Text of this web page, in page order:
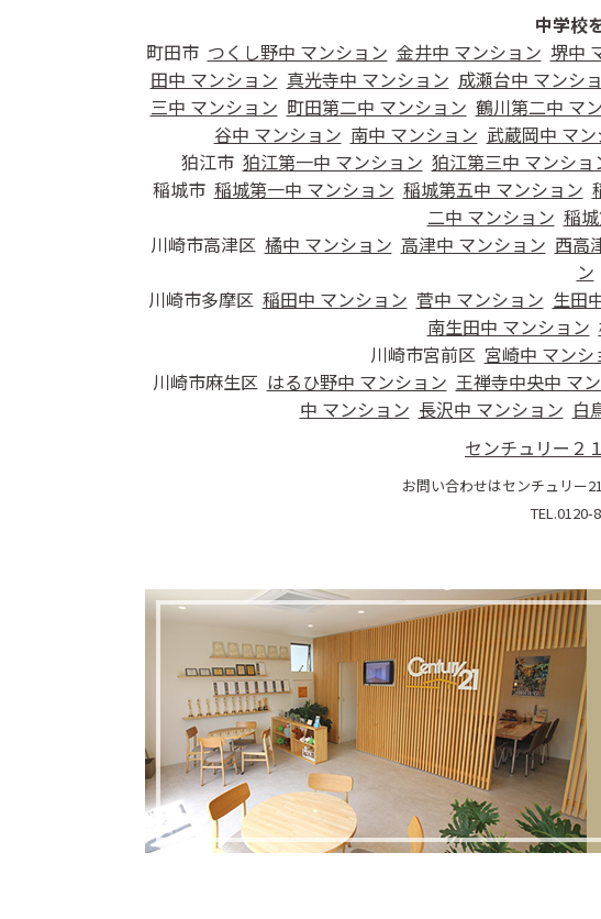
中学校
町田市 つくし野中 マンション 金井中 マンション 堺中
田中 マンション 真光寺中 マンション 成瀬台中 マンシ
三中 マンション 町田第二中 マンション 鶴川第二中 マ
谷中 マンション 南中 マンション 武蔵岡中 マ
狛江市 狛江第一中 マンション 狛江第三中 マンショ
稲城市 稲城第一中 マンション 稲城第五中 マンション
二中 マンション 稲
川崎市高津区 橘中 マンション 高津中 マンション 西高
ン
川崎市多摩区 稲田中 マンション 菅中 マンション 生田
南生田中 マンション
川崎市宮前区 宮崎中 マンシ
川崎市麻生区 はるひ野中 マンション 王禅寺中央中 マ
中 マンション 長沢中 マンション 白
センチュリー２
お問い合わせはセンチュリー
TEL.0120-